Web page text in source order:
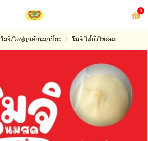
0
โมจิ/ไดฟูกุ/เค้กนุ่ม/เปี๊ยะ โมจิ ไส้ถั่วไข่เค็ม